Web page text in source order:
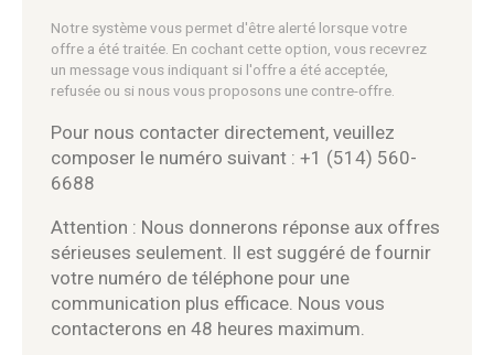
Notre système vous permet d'être alerté lorsque votre
offre a été traitée. En cochant cette option, vous recevrez
un message vous indiquant si l'offre a été acceptée,
refusée ou si nous vous proposons une contre-offre.
Pour nous contacter directement, veuillez
composer le numéro suivant : +1 (514) 560-
6688
Attention : Nous donnerons réponse aux offres
sérieuses seulement. Il est suggéré de fournir
votre numéro de téléphone pour une
communication plus efficace. Nous vous
contacterons en 48 heures maximum.